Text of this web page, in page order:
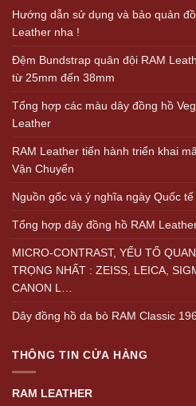
Hướng dẫn sử dụng và bảo quản
Leather nha !
Đệm Bundstrap quân đội RAM
từ 25mm đến 38mm
Tổng hợp các màu dây đồng hồ
Leather
RAM Leather tiến hành triển khai
Vận Chuyển
Nguồn gốc và ý nghĩa ngày Quốc tế
Tổng hợp dây đồng hồ RAM
MICRO-CONTRAST, YẾU TỐ
TRỌNG NHẤT : ZEISS, LEICA,
CANON L…
Dây đồng hồ da bò RAM Classic
THÔNG TIN CỬA HÀNG
RAM LEATHER